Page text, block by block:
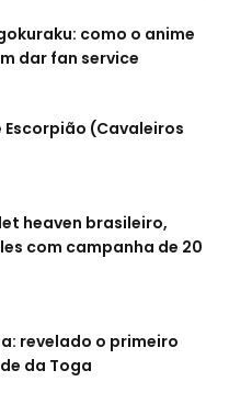
como o anime
dar fan service
(Cavaleiros
heaven brasileiro,
com campanha de 20
revelado o primeiro
da Toga